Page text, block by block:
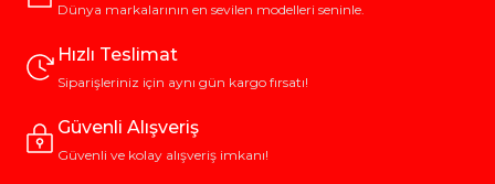
Dünya markalarının en sevilen modelleri seninle.
Hızlı Teslimat
Siparişleriniz için aynı gün kargo fırsatı!
Güvenli Alışveriş
Güvenli ve kolay alışveriş imkanı!